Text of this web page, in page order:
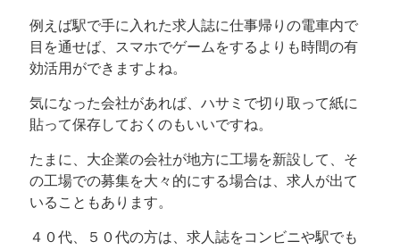
例えば駅で手に入れた求人誌に仕事帰りの電車内で
目を通せば、スマホでゲームをするよりも時間の有
効活用ができますよね。
気になった会社があれば、ハサミで切り取って紙に
貼って保存しておくのもいいですね。
たまに、大企業の会社が地方に工場を新設して、そ
の工場での募集を大々的にする場合は、求人が出て
いることもあります。
４０代、５０代の方は、求人誌をコンビニや駅でも